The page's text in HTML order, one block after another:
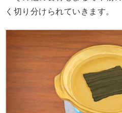
く切り分けられていきます。